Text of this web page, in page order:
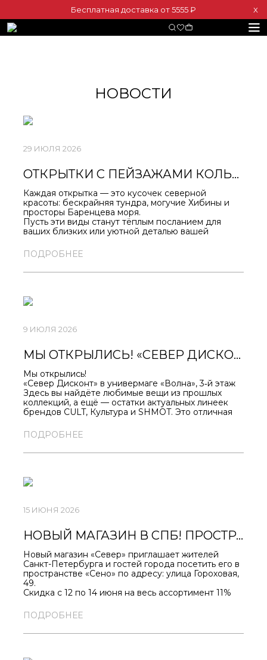
Бесплатная доставка от 5555 ₽ Х
НОВОСТИ
29 ИЮЛЯ 2026
ОТКРЫТКИ С ПЕЙЗАЖАМИ КОЛЬСКОГО ЗАПОЛЯРЬЯ!
Каждая открытка — это кусочек северной
красоты: бескрайняя тундра, могучие Хибины и
просторы Баренцева моря.
Пусть эти виды станут тёплым посланием для
ваших близких или уютной деталью вашей
Заказывайте на нашем сайте или ищите в
магазинах «Север».
SEVERAPPAREL.COM/SHOP/309/
ПОДРОБНЕЕ
9 ИЮЛЯ 2026
МЫ ОТКРЫЛИСЬ! «СЕВЕР ДИСКОНТ» В УНИВЕРМАГЕ «ВОЛНА», 3‑Й ЭТАЖ
Мы открылись!
«Север Дисконт» в универмаге «Волна», 3‑й этаж
Здесь вы найдёте любимые вещи из прошлых
коллекций, а ещё — остатки актуальных линеек
брендов CULT, Культура и SHMOT. Это отличная
вещами, которые сложно встретить в обычных
магазинах.
Скидки на всё — от 22 до 77 %! Такая модель
Приходите, выбирайте и создавайте
неповторимые образы!
«Север Дисконт», 3 этаж.
ПОДРОБНЕЕ
15 ИЮНЯ 2026
НОВЫЙ МАГАЗИН В СПБ! ПРОСТРАНСТВО SENO.
Новый магазин «Север» приглашает жителей
Санкт-Петербурга и гостей города посетить его в
пространстве «Сено» по адресу: улица Гороховая,
49.
Скидка с 12 по 14 июня на весь ассортимент 11%
ПОДРОБНЕЕ